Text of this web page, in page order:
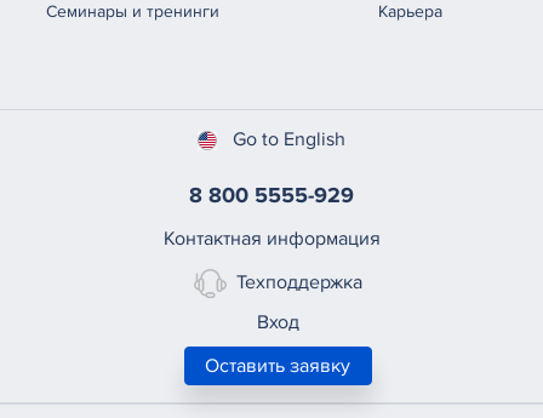
Семинары и тренинги
Карьера
Go to English
8 800 5555-929
Контактная информация
Техподдержка
Вход
Оставить заявку